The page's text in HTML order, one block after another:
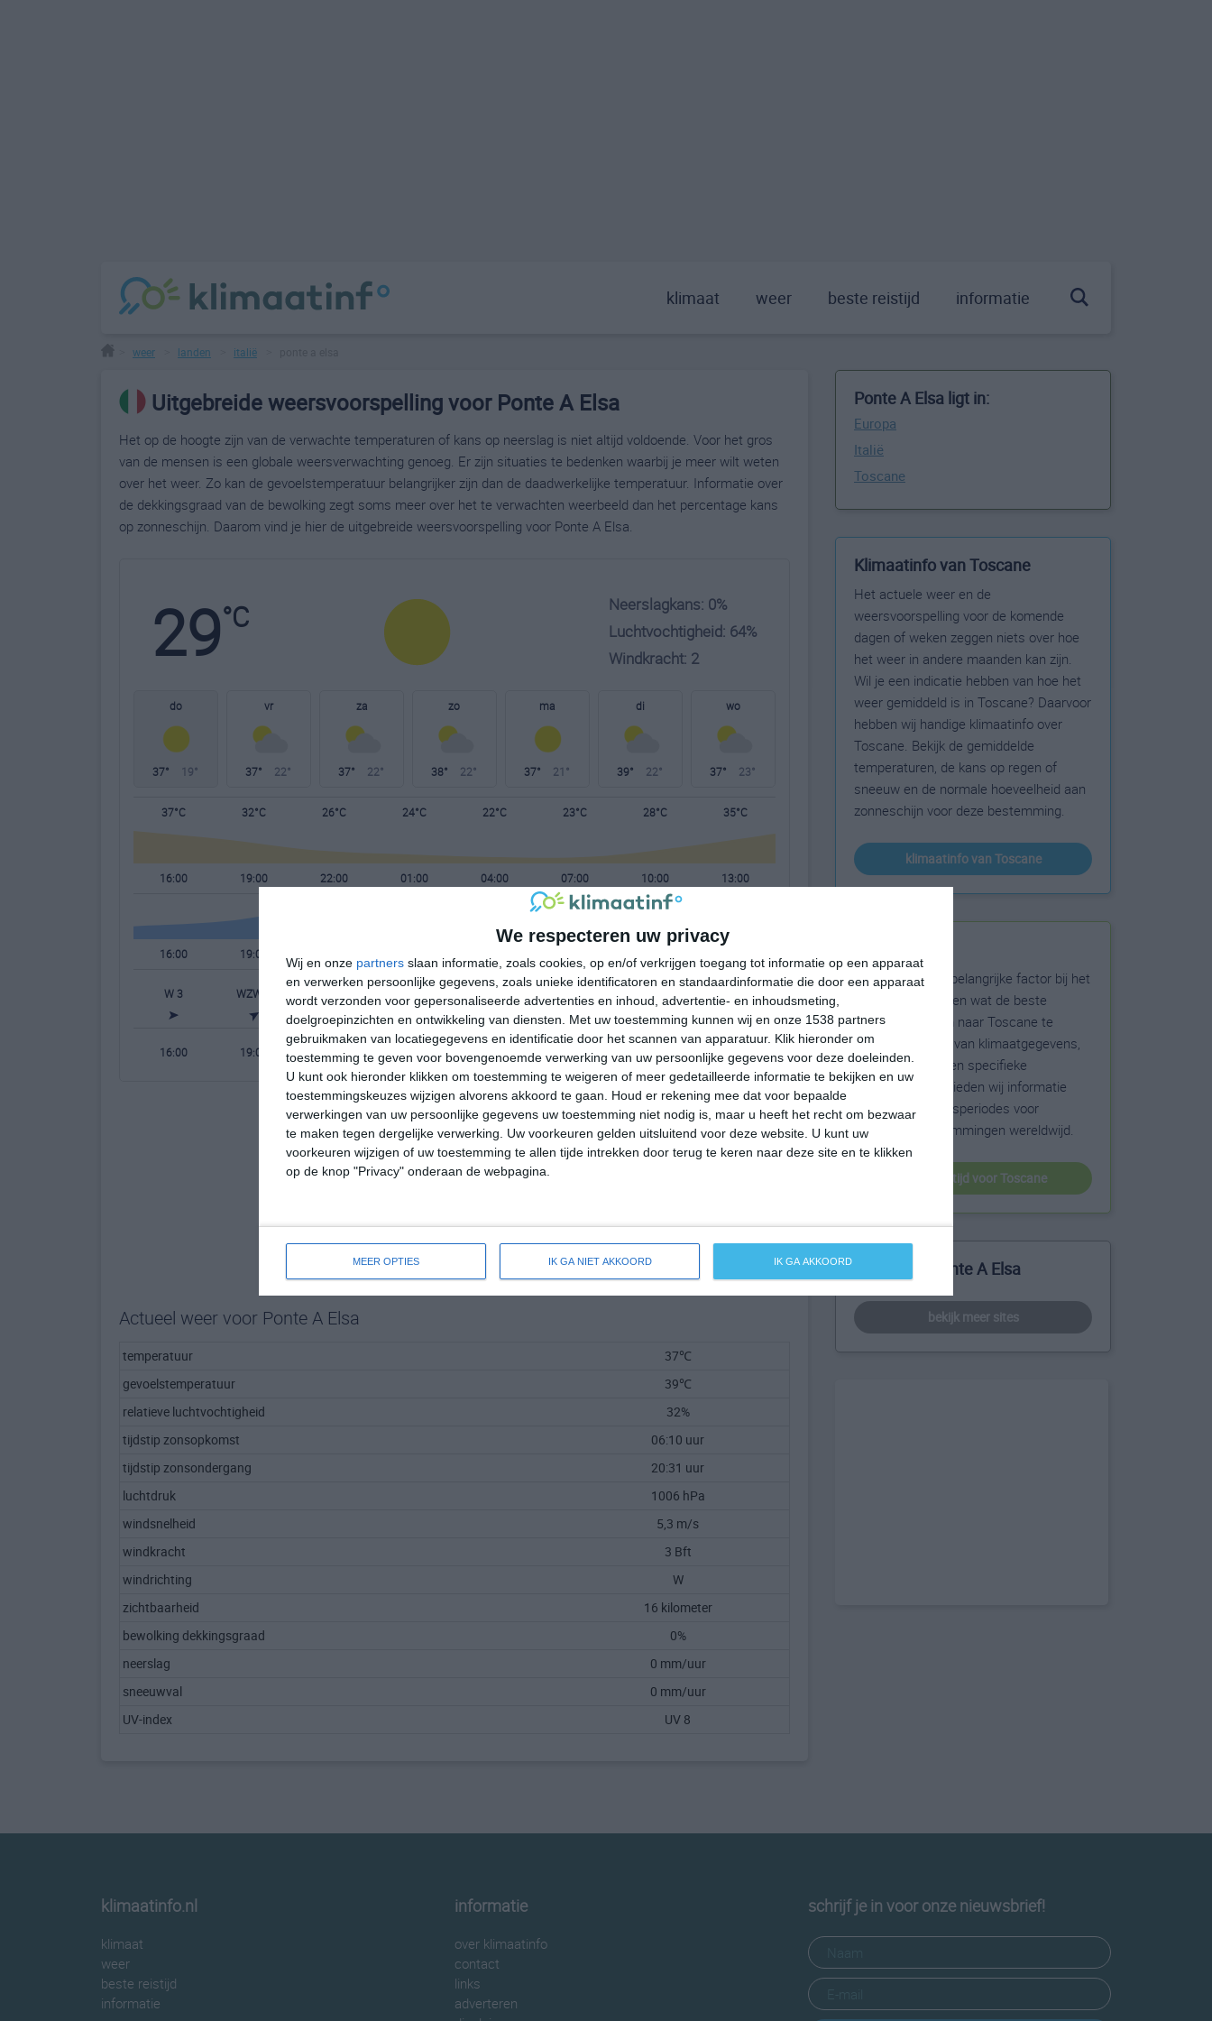
We respecteren uw privacy
Wij en onze partners slaan informatie, zoals cookies, op en/of verkrijgen toegang tot informatie op een apparaat
en verwerken persoonlijke gegevens, zoals unieke identificatoren en standaardinformatie die door een apparaat
wordt verzonden voor gepersonaliseerde advertenties en inhoud, advertentie- en inhoudsmeting,
doelgroepinzichten en ontwikkeling van diensten.
Met uw toestemming kunnen wij en onze 1538 partners
gebruikmaken van locatiegegevens en identificatie door het scannen van apparatuur. Klik hieronder om
toestemming te geven voor bovengenoemde verwerking van uw persoonlijke gegevens voor deze doeleinden.
U kunt ook hieronder klikken om toestemming te weigeren of meer gedetailleerde informatie te bekijken en uw
toestemmingskeuzes wijzigen alvorens akkoord te gaan.
Houd er rekening mee dat voor bepaalde
verwerkingen van uw persoonlijke gegevens uw toestemming niet nodig is, maar u heeft het recht om bezwaar
te maken tegen dergelijke verwerking. Uw voorkeuren gelden uitsluitend voor deze website. U kunt uw
voorkeuren wijzigen of uw toestemming te allen tijde intrekken door terug te keren naar deze site en te klikken
op de knop "Privacy" onderaan de webpagina.
MEER OPTIES IK GA NIET AKKOORD IK GA AKKOORD
klimaat weer beste reistijd informatie
weer landen italië
Uitgebreide weersvoorspelling voor Ponte A Elsa
Het op de hoogte zijn van de verwachte temperaturen of kans op neerslag is niet altijd voldoende. Voor het gros
van de mensen is een globale weersverwachting genoeg. Er zijn situaties te bedenken waarbij je meer wilt weten
over het weer. Zo kan de gevoelstemperatuur belangrijker zijn dan de daadwerkelijke temperatuur. Informatie over
de dekkingsgraad van de bewolking zegt soms meer over het te verwachten weerbeeld dan het percentage kans
op zonneschijn. Daarom vind je hier de uitgebreide weersvoorspelling voor Ponte A Elsa.
29°C
Neerslagkans: 0%
Luchtvochtigheid: 64%
Windkracht: 2
do
37° 19°
vr
37° 22°
za
37° 22°
zo
38° 22°
ma
37° 21°
di
39° 22°
wo
37° 23°
37°C 32°C 26°C 24°C 22°C 23°C 28°C 35°C
16:00 19:00 22:00 01:00 04:00 07:00 10:00 13:00
16:00 19:00
W 3 WZW 3 Z 1 OZO 1 NNO 1
16:00 19:00 22:00 07:00
Actueel weer voor Ponte A Elsa
temperatuur
37℃
gevoelstemperatuur
39℃
relatieve luchtvochtigheid
32%
tijdstip zonsopkomst
06:10 uur
tijdstip zonsondergang
20:31 uur
luchtdruk
1006 hPa
windsnelheid
5,3 m/s
windkracht
3 Bft
windrichting
W
zichtbaarheid
16 kilometer
bewolking dekkingsgraad
0%
neerslag
0 mm/uur
sneeuwval
0 mm/uur
UV-index
UV 8
Ponte A Elsa ligt in:
Europa
Italië
Toscane
Klimaatinfo van Toscane
Het actuele weer en de
weersvoorspelling voor de komende
dagen of weken zeggen niets over hoe
het weer in andere maanden kan zijn.
Wil je een indicatie hebben van hoe het
weer gemiddeld is in Toscane? Daarvoor
hebben wij handige klimaatinfo over
Toscane. Bekijk de gemiddelde
temperaturen, de kans op regen of
sneeuw en de normale hoeveelheid aan
zonneschijn voor deze bestemming.
klimaatinfo van Toscane
Het weer is een belangrijke factor bij het
reizen. Wil je weten wat de beste
maanden zijn om naar Toscane te
reizen? Op basis van klimaatgegevens,
weersextremen en specifieke
weerinformatie bieden wij informatie
over de beste reisperiodes voor
duizenden bestemmingen wereldwijd.
beste reistijd voor Toscane
Meer over Ponte A Elsa
bekijk meer sites
klimaatinfo.nl
klimaat
weer
beste reistijd
informatie
informatie
over klimaatinfo
contact
links
adverteren
schrijf je in voor onze nieuwsbrief!